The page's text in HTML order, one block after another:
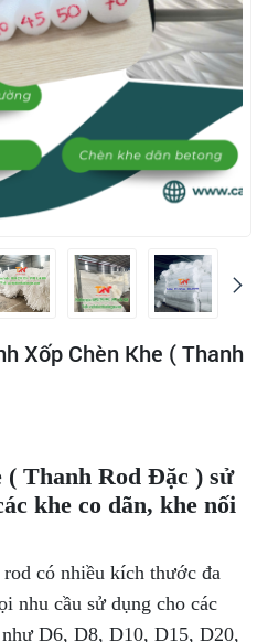
Xốp Chèn Khe ( Thanh
( Thanh Rod Đặc ) sử
khe co dãn, khe nối
rod có nhiều kích thước đa
nhu cầu sử dụng cho các
D6, D8, D10, D15, D20,